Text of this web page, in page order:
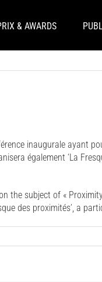
& AWARDS
inaugurale ayant
également ‘La
the subject of «
des proximités’, a